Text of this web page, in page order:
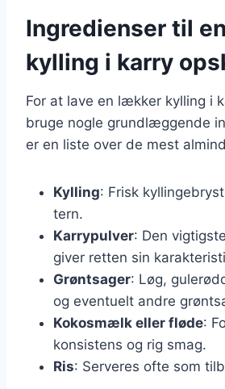
Ingredienser til
kylling i karry
For at lave en lækker kylling i
bruge nogle grundlæggende
er en liste over de mest
Kylling: Frisk
tern.
Karrypulver: Den
giver retten sin
Grøntsager: Løg,
og eventuelt andre
Kokosmælk eller fløde:
konsistens og rig smag.
Ris: Serveres ofte som